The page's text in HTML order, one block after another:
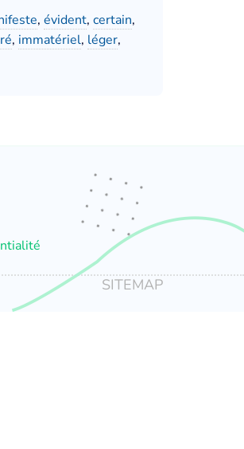
, évident, certain,
, immatériel, léger,
SITEMAP